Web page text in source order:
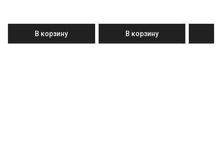
В корзину В корзину